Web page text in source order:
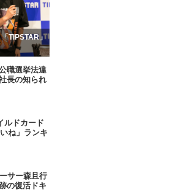
TIPSTAR」
職選挙法違
長の知られ
ルドカード
ね」ランキ
サー森且行
の復活ドキ